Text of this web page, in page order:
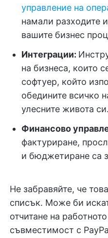
управление на
намали разходите
вашите бизнес
Интеграции:
на бизнеса, които
софтуер, който
обедините всичко
улесните живота си.
Финансово
фактуриране,
и бюджетиране са
Не забравяйте, че
списък. Може би
отчитане на
съвместимост с